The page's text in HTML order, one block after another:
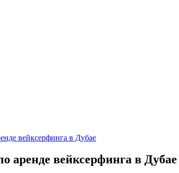
вейксерфинга в Дубае
аренде вейксерфинга в Дубае